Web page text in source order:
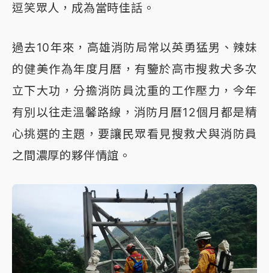
逗笑眾人，成為當時佳話。
過去10年來，高雄消防局常以英勇猛男、辣妹
的健美作為年度月曆，有鑒於高市搜救犬多次
立下大功，分擔消防員沈重的工作壓力，今年
有別以往走溫馨路線，消防月曆12個月都是精
心挑選的主題，要讓民眾看見搜救犬與消防員
之間濃厚的夥伴情誼。